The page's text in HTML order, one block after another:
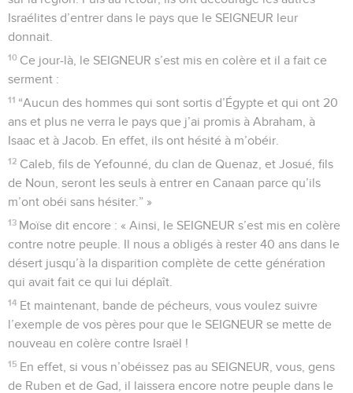
Israélites d’entrer dans le pays que le SEIGNEUR leur
donnait.
10 Ce jour-là, le SEIGNEUR s’est mis en colère et il a fait ce
serment :
11 “Aucun des hommes qui sont sortis d’Égypte et qui ont 20
ans et plus ne verra le pays que j’ai promis à Abraham, à
Isaac et à Jacob. En effet, ils ont hésité à m’obéir.
12 Caleb, fils de Yefounné, du clan de Quenaz, et Josué, fils
de Noun, seront les seuls à entrer en Canaan parce qu’ils
m’ont obéi sans hésiter.” »
13 Moïse dit encore : « Ainsi, le SEIGNEUR s’est mis en colère
contre notre peuple. Il nous a obligés à rester 40 ans dans le
désert jusqu’à la disparition complète de cette génération
qui avait fait ce qui lui déplaît.
14 Et maintenant, bande de pécheurs, vous voulez suivre
l’exemple de vos pères pour que le SEIGNEUR se mette de
nouveau en colère contre Israël !
15 En effet, si vous n’obéissez pas au SEIGNEUR, vous, gens
de Ruben et de Gad, il laissera encore notre peuple dans le